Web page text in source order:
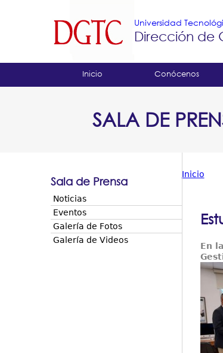
Universidad
Dirección de
Tropical
Principal
Inicio Conócenos
SALA DE
está
aquí
Inicio
En
Sala de Prensa
Noticias
Eventos
Galería de Fotos
Galería de Videos